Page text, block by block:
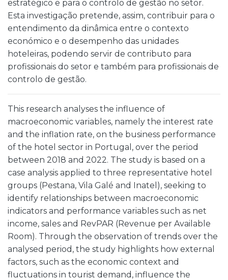
estratégico e para o controlo de gestão no setor.
Esta investigação pretende, assim, contribuir para o
entendimento da dinâmica entre o contexto
económico e o desempenho das unidades
hoteleiras, podendo servir de contributo para
profissionais do setor e também para profissionais de
controlo de gestão.
This research analyses the influence of
macroeconomic variables, namely the interest rate
and the inflation rate, on the business performance
of the hotel sector in Portugal, over the period
between 2018 and 2022. The study is based on a
case analysis applied to three representative hotel
groups (Pestana, Vila Galé and Inatel), seeking to
identify relationships between macroeconomic
indicators and performance variables such as net
income, sales and RevPAR (Revenue per Available
Room). Through the observation of trends over the
analysed period, the study highlights how external
factors, such as the economic context and
fluctuations in tourist demand, influence the